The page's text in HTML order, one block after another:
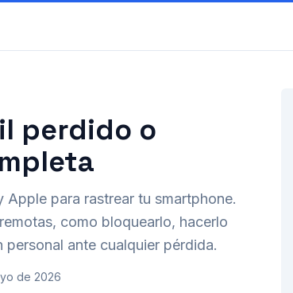
perdido o
para rastrear tu smartphone.
como bloquearlo, hacerlo
ante cualquier pérdida.
de 2026